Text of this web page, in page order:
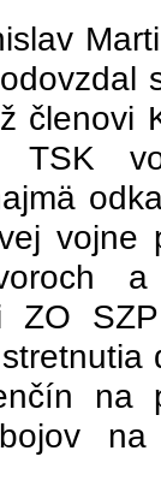
členovi
TSK
vojne
ZO
na
bojov